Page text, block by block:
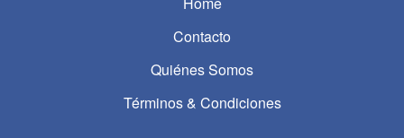
Contacto
Quiénes Somos
Términos & Condiciones